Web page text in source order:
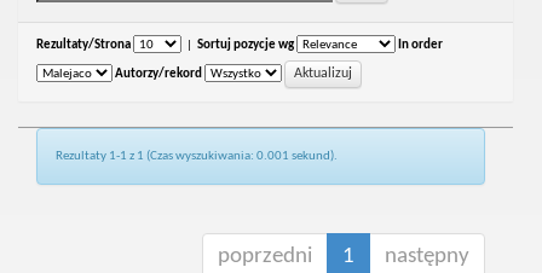
Rezultaty/Strona Sortuj pozycje wg In order
Autorzy/rekord
Rezultaty 1-1 z 1 (Czas wyszukiwania: 0.001 sekund).
poprzedni 1 następny